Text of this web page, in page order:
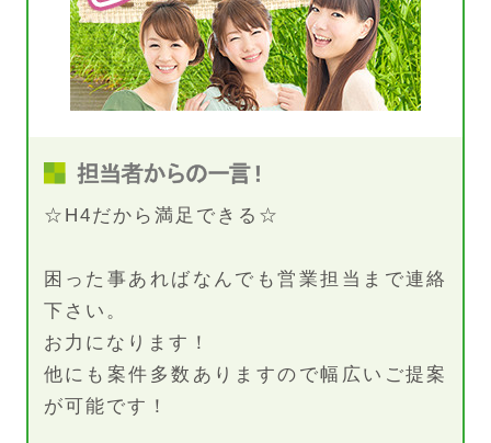
☆H4だから満足できる☆
困った事あればなんでも営業担当まで連絡
下さい。
お力になります！
他にも案件多数ありますので幅広いご提案
が可能です！